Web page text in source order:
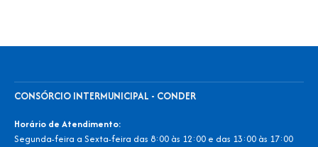
CONSÓRCIO INTERMUNICIPAL - CONDER
Horário de Atendimento:
Segunda-feira a Sexta-feira das 8:00 às 12:00 e das 13:00 às 17:00